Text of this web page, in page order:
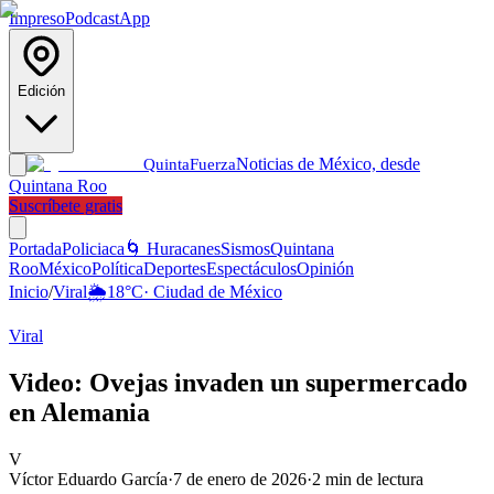
ImpresoPodcastApp
Edición
QuintaFuerzaNoticias de México, desde
Quintana Roo
Suscríbete gratis
PortadaPoliciaca 🌀 HuracanesSismosQuintana
RooMéxicoPolíticaDeportesEspectáculosOpinión
Inicio/Viral🌦️18°C· Ciudad de México
Viral
Video: Ovejas invaden un supermercado
en Alemania
V
Víctor Eduardo García·7 de enero de 2026·2 min de lectura